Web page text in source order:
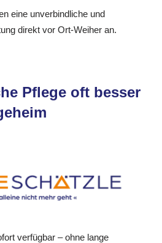
eine unverbindliche und
direkt vor Ort-Weiher an.
Pflege oft besser
verfügbar – ohne lange